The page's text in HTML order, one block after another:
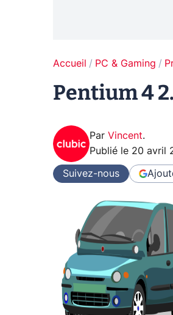
Accueil PC & Gaming
Pentium 4
Par Vincent.
Publié le 20 avril
Suivez-nous